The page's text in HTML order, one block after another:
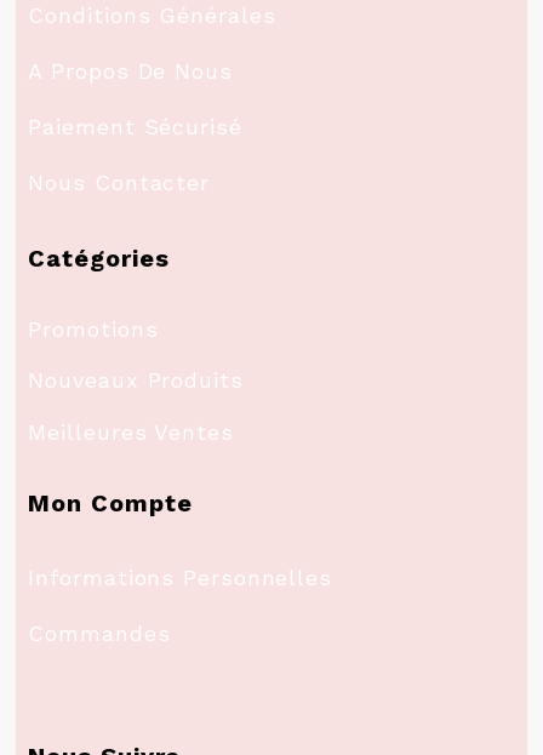
Conditions Générales
A Propos De Nous
Paiement Sécurisé
Nous Contacter
Catégories
Promotions
Nouveaux Produits
Meilleures Ventes
Mon Compte
Informations Personnelles
Commandes